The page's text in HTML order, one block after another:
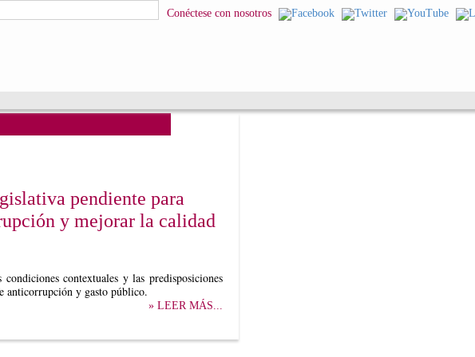
Conéctese con nosotros
pendiente para
y mejorar la calidad
contextuales y las predisposiciones
anticorrupción y gasto público.
» LEER MÁS...